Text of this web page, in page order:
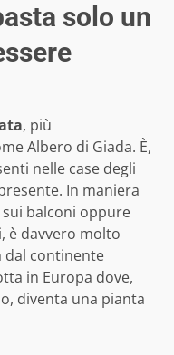
solo un
, più
Albero di Giada. È,
nelle case degli
In maniera
balconi oppure
è davvero molto
dal continente
in Europa dove,
diventa una pianta